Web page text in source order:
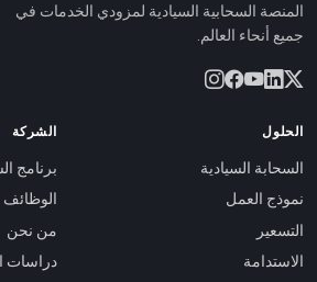
المنصة السحابية السيادية لمزودي الخدمات في
جميع أنحاء العالم.
الحلول
السحابة السيادية
نموذج العمل
التسعير
الاستدامة
الشركة
برنامج
الوظائف
من نحن
دراسات